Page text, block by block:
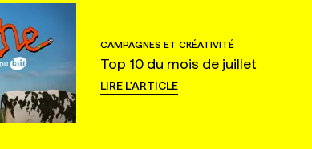
CAMPAGNES ET CRÉATIVITÉ
Top 10 du mois de juillet
LIRE L'ARTICLE